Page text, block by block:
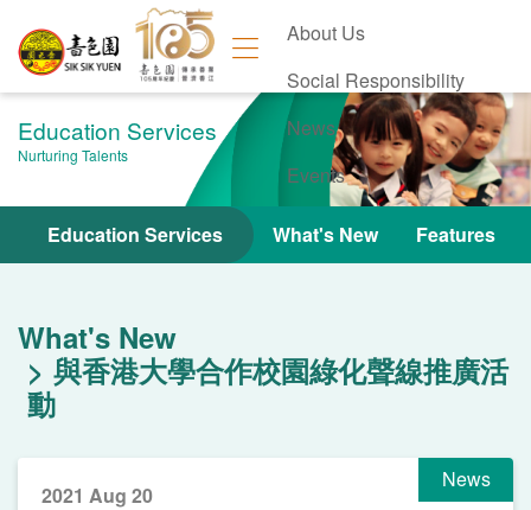
About Us
Social Responsibility
News
Events
Contact Us
Education Services
Nurturing Talents
Education Services What's New Features
What's New
與香港大學合作校園綠化聲線推廣活
動
News
2021 Aug 20